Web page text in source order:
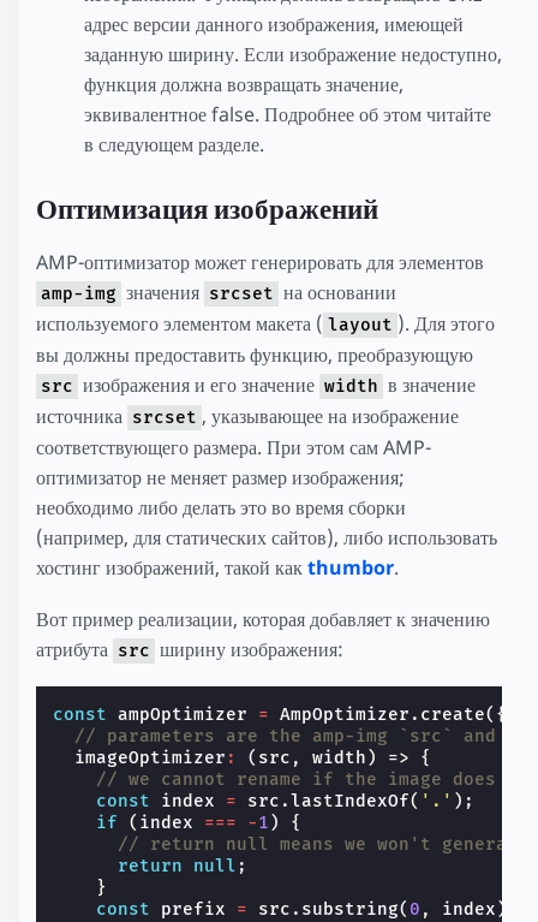
адрес версии данного изображения, имеющей
заданную ширину. Если изображение недоступно,
функция должна возвращать значение,
эквивалентное false. Подробнее об этом читайте
в следующем разделе.
Оптимизация изображений
AMP-оптимизатор может генерировать для элементов
amp-img значения srcset на основании
используемого элементом макета ( layout ). Для этого
вы должны предоставить функцию, преобразующую
src изображения и его значение width в значение
источника srcset , указывающее на изображение
соответствующего размера. При этом сам AMP-
оптимизатор не меняет размер изображения;
необходимо либо делать это во время сборки
(например, для статических сайтов), либо использовать
хостинг изображений, такой какthumbor.
Вот пример реализации, которая добавляет к значению
атрибута src ширину изображения:
const ampOptimizer = AmpOptimizer . create({
// parameters are the amp-img `src` and
imageOptimizer : ( src , width ) =>
{
// we cannot rename if the image does
const
index = src .lastIndexOf( '.' );
if
( index === -1 )
{
// return null means we won't
return
null ;
}
const
prefix = src . substring( 0 , index );